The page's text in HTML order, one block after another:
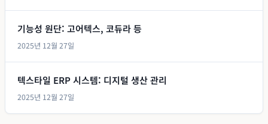
기능성 원단: 고어텍스, 코듀라 등
2025년 12월 27일
텍스타일 ERP 시스템: 디지털 생산 관리
2025년 12월 27일